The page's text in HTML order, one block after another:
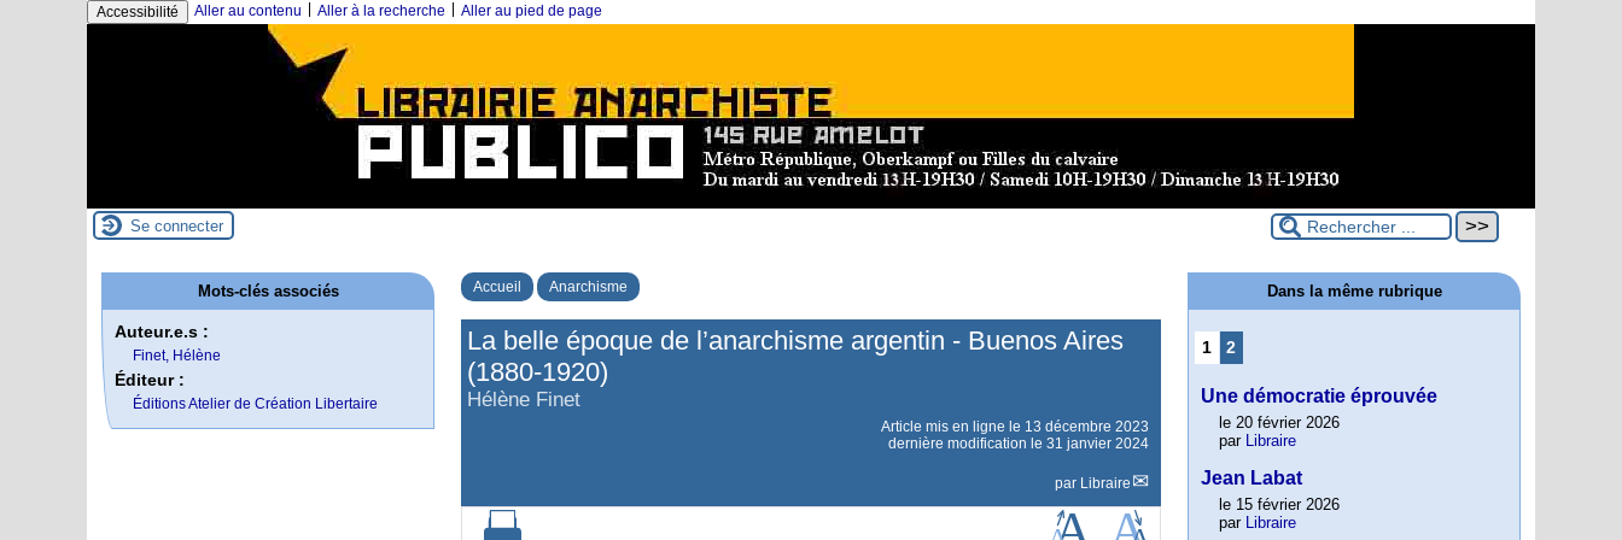
Accessibilité Aller au contenu Aller à la recherche Aller au pied de page
Se connecter
Accueil Anarchisme
La belle époque de l’anarchisme argentin - Buenos Aires
(1880-1920)
Hélène Finet
Article mis en ligne le 13 décembre 2023
dernière modification le 31 janvier 2024
par Libraire
Mots-clés associés
Auteur.e.s :
Finet, Hélène
Éditeur :
Éditions Atelier de Création Libertaire
Dans la même rubrique
1 2
Une démocratie éprouvée
le 20 février 2026
par Libraire
Jean Labat
le 15 février 2026
par Libraire